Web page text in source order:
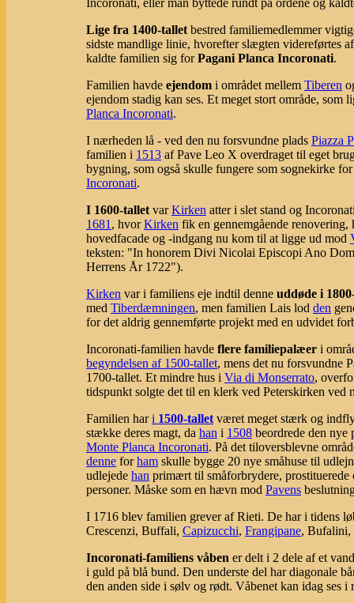
Incoronati, eller man byttede rundt på ordene og
Lige fra 1400-tallet bestred familiemedlemmer
sidste mandlige linie, hvorefter slægten videreførtes
kaldte familien sig forPagani Planca Incoronati.
Familien havde ejendom i området mellem Tiberen
ejendom stadig kan ses. Et meget stort område,
Planca Incoronati.
I nærheden lå - ved den nu forsvundne plads Piazza
familien i 1513 af Pave Leo X overdraget til eget
bygning, som også skulle fungere som sognekirke
Incoronati.
I 1600-tallet varKirken atter i slet stand og
1681 , hvorKirken fik en gennemgående
hovedfacade og -indgang nu kom til at ligge ud mod
teksten: "In honorem Divi Nicolai Episcopi Ano
Herrens År 1722").
Kirken var i familiens eje indtil denne uddøde i
med Tiberdæmningen, men familien Lais lod den
for det aldrig gennemførte projekt med en udvidet
Incoronati-familien havde flere familiepalæer i
begyndelsen af 1500-tallet, mens det nu forsvundne
1700-tallet. Et mindre hus i Via di Monserrato,
tidspunkt solgte det til en klerk ved Peterskirken
Familien hari 1500-tallet været meget stærk og
stække deres magt, da han i 1508 beordrede den nye
Monte Planca Incoronati. På det tiloversblevne
denne forham skulle bygge 20 nye småhuse til
udlejede han primært til småforbrydere,
personer. Måske som en hævn mod Pavens
I 1716 blev familien grever af Rieti. De har i tidens
Crescenzi, Buffali, Capizucchi, Frangipane, Bufalini,
Incoronati-familiens våben er delt i 2 dele af et
i guld på blå bund. Den underste del har diagonale
den anden side i sølv og rødt. Våbenet kan idag ses